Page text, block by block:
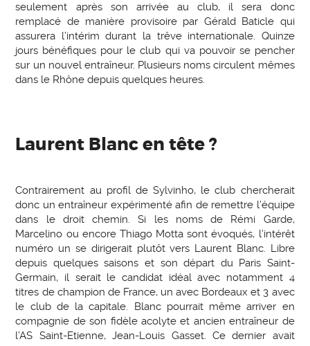
seulement après son arrivée au club, il sera donc
remplacé de manière provisoire par Gérald Baticle qui
assurera l’intérim durant la trêve internationale. Quinze
jours bénéfiques pour le club qui va pouvoir se pencher
sur un nouvel entraîneur. Plusieurs noms circulent mêmes
dans le Rhône depuis quelques heures.
Laurent Blanc en tête ?
Contrairement au profil de Sylvinho, le club chercherait
donc un entraîneur expérimenté afin de remettre l’équipe
dans le droit chemin. Si les noms de Rémi Garde,
Marcelino ou encore Thiago Motta sont évoqués, l’intérêt
numéro un se dirigerait plutôt vers Laurent Blanc. Libre
depuis quelques saisons et son départ du Paris Saint-
Germain, il serait le candidat idéal avec notamment 4
titres de champion de France, un avec Bordeaux et 3 avec
le club de la capitale. Blanc pourrait même arriver en
compagnie de son fidèle acolyte et ancien entraîneur de
l’AS Saint-Etienne, Jean-Louis Gasset. Ce dernier avait